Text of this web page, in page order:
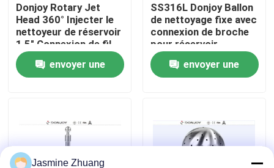
Contrôle de la qualité
Nous contacter
Demandez un devis
Soupape à diaphragme sanitaire
Donjoy Rotary Jet
Head 360° Injecter le
nettoyeur de réservoir
1,5" Connexion de fil
BSP
envoyer une
SS316L Donjoy Ballon
de nettoyage fixe avec
connexion de broche
pour réservoir
envoyer une
Jasmine Zhuang